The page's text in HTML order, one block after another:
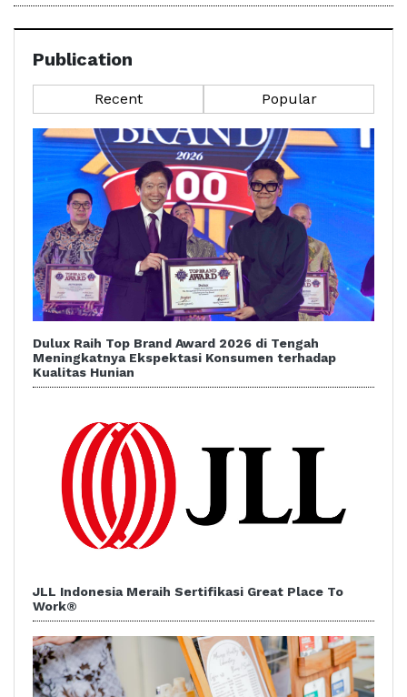
Publication
Recent Popular
Dulux Raih Top Brand Award 2026 di Tengah
Meningkatnya Ekspektasi Konsumen terhadap
Kualitas Hunian
JLL Indonesia Meraih Sertifikasi Great Place To
Work®